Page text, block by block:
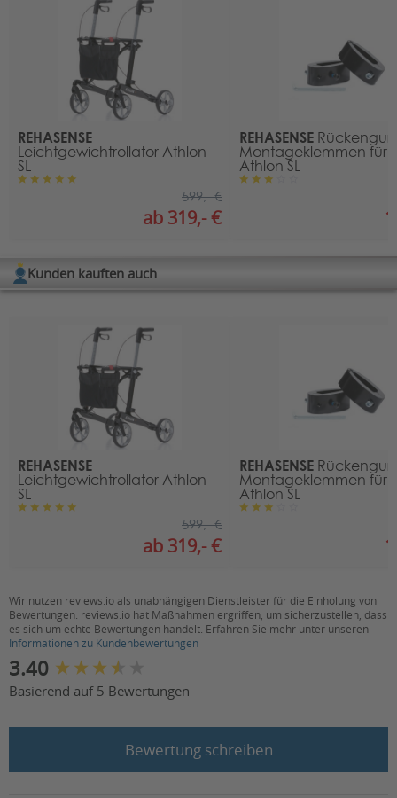
Zubehörart:
Sulejowska 45 g
97-300 Piotrków Trybunalski, POLEN
Kontakt Deutschland:
Sternberger Str. 12, 32699 Extertal, Deutschland
:
info@rehasense.com
REHASENSE
Leichtgewichtrollator Athlon
SL
ab 319,- €
599,- €
REHASENSE Rückengurt
Montageklemmen für
Athlon SL
Kunden kauften auch
REHASENSE
Leichtgewichtrollator Athlon
SL
ab 319,- €
599,- €
REHASENSE Rückengurt
Montageklemmen für
Athlon SL
Wir nutzen reviews.io als unabhängigen Dienstleister für die Einholung von
Bewertungen. reviews.io hat Maßnahmen ergriffen, um sicherzustellen, dass
es sich um echte Bewertungen handelt. Erfahren Sie mehr unter unseren
Informationen zu Kundenbewertungen
3.40
Basierend auf 5 Bewertungen
Bewertung schreiben
New content loaded